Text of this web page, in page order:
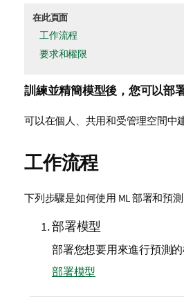
在此頁面
工作流程
要求和權限
訓練並精簡模型後，您可以部
可以在個人、共用和受管理空間中建
工作流程
下列步驟是如何使用 ML 部署和預測
部署模型
部署您想要用來進行預測的
部署模型